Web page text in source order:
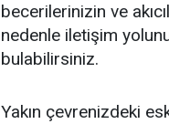
becerilerinizin ve
nedenle iletişim
bulabilirsiniz.
Yakın çevrenizdeki